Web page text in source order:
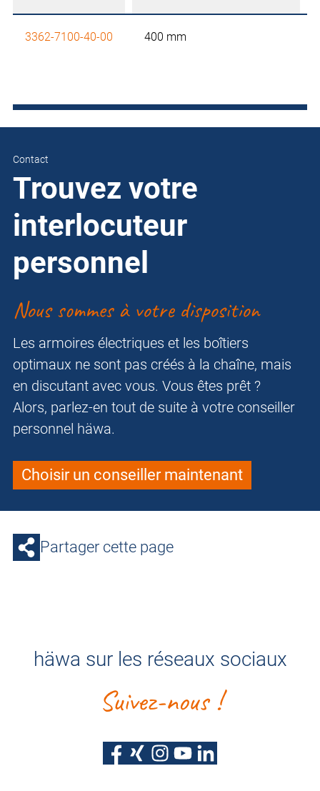
3362-7100-40-00 400 mm
Contact
Trouvez votre
interlocuteur
personnel
Nous sommes à votre disposition
Les armoires électriques et les boîtiers
optimaux ne sont pas créés à la chaîne, mais
en discutant avec vous. Vous êtes prêt ?
Alors, parlez-en tout de suite à votre conseiller
personnel häwa.
Choisir un conseiller maintenant
Partager cette page
häwa sur les réseaux sociaux
Suivez-nous !